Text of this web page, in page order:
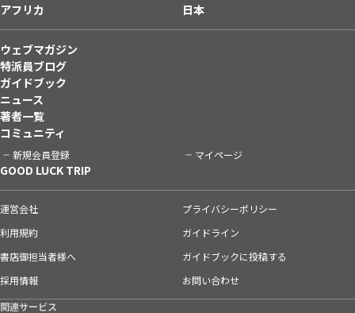
アフリカ
日本
ウェブマガジン
特派員ブログ
ガイドブック
ニュース
著者一覧
コミュニティ
新規会員登録 マイページ
GOOD LUCK TRIP
運営会社
プライバシーポリシー
利用規約
ガイドライン
書店御担当者様へ
ガイドブックに投稿する
採用情報
お問い合わせ
関連サービス